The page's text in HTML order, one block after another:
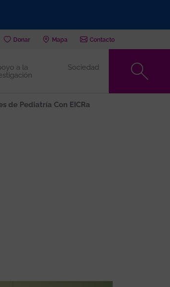
Donar Mapa Contacto
a la
Sociedad
de Pediatría Con EICRa